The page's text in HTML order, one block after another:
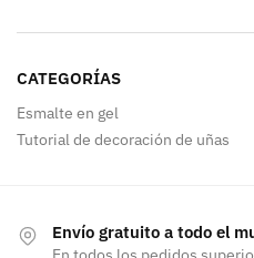
CATEGORÍAS
Esmalte en gel
Tutorial de decoración de uñas
Envío gratuito a todo el